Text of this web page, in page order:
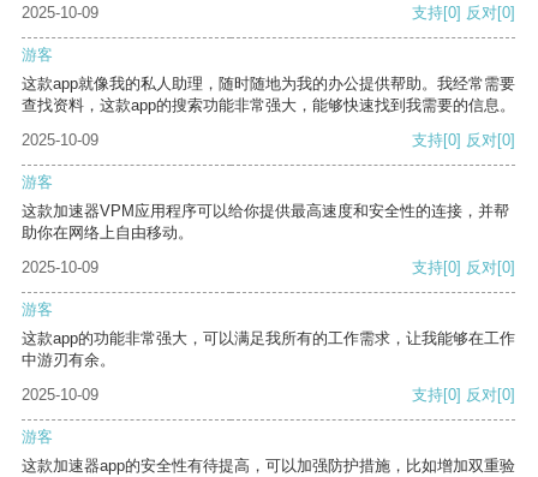
2025-10-09 支持[0] 反对[0]
游客
这款app就像我的私人助理，随时随地为我的办公提供帮助。我经常需要
查找资料，这款app的搜索功能非常强大，能够快速找到我需要的信息。
2025-10-09
支持[0] 反对[0]
游客
这款加速器VPM应用程序可以给你提供最高速度和安全性的连接，并帮
助你在网络上自由移动。
2025-10-09
支持[0] 反对[0]
游客
这款app的功能非常强大，可以满足我所有的工作需求，让我能够在工作
中游刃有余。
2025-10-09
支持[0] 反对[0]
游客
这款加速器app的安全性有待提高，可以加强防护措施，比如增加双重验